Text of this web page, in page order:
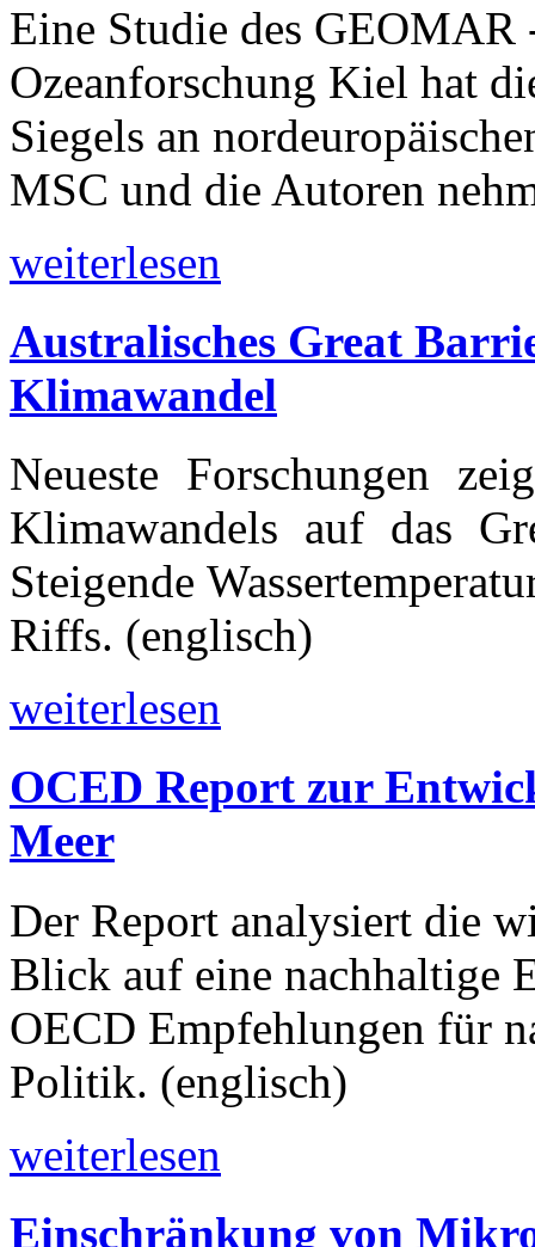
Eine Studie des
Ozeanforschung Kiel hat
Siegels an
MSC und die Autoren
weiterlesen
Australisches Great
Klimawandel
Neueste Forschungen
Klimawandels auf das
Steigende
Riffs. (englisch)
weiterlesen
OCED Report zur
Meer
Der Report analysiert die
Blick auf eine nachhaltige
OECD Empfehlungen für
Politik. (englisch)
weiterlesen
Einschränkung von